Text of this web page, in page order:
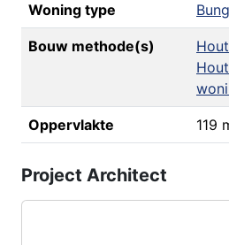
Woning type
Bouw methode(s)
Oppervlakte 119
Project Architect